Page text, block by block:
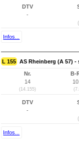
DTV
-
Infos...
L 155 AS Rheinberg (A 57) -
Nr.
14
(14.155)
B-
DTV
-
Infos...